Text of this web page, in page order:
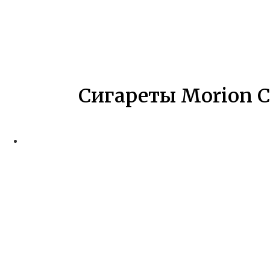
Сигареты Morion